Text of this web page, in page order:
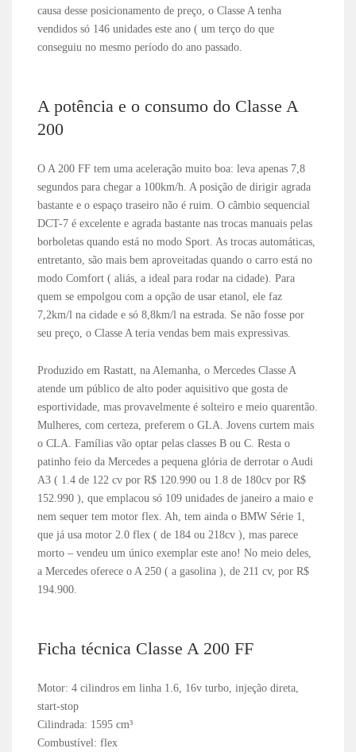
causa desse posicionamento de preço, o Classe A tenha
vendidos só 146 unidades este ano ( um terço do que
conseguiu no mesmo período do ano passado.
A potência e o consumo do Classe A
200
O A 200 FF tem uma aceleração muito boa: leva apenas 7,8
segundos para chegar a 100km/h. A posição de dirigir agrada
bastante e o espaço traseiro não é ruim. O câmbio sequencial
DCT-7 é excelente e agrada bastante nas trocas manuais pelas
borboletas quando está no modo Sport. As trocas automáticas,
entretanto, são mais bem aproveitadas quando o carro está no
modo Comfort ( aliás, a ideal para rodar na cidade). Para
quem se empolgou com a opção de usar etanol, ele faz
7,2km/l na cidade e só 8,8km/l na estrada. Se não fosse por
seu preço, o Classe A teria vendas bem mais expressivas.
Produzido em Rastatt, na Alemanha, o Mercedes Classe A
atende um público de alto poder aquisitivo que gosta de
esportividade, mas provavelmente é solteiro e meio quarentão.
Mulheres, com certeza, preferem o GLA. Jovens curtem mais
o CLA. Famílias vão optar pelas classes B ou C. Resta o
patinho feio da Mercedes a pequena glória de derrotar o Audi
A3 ( 1.4 de 122 cv por R$ 120.990 ou 1.8 de 180cv por R$
152.990 ), que emplacou só 109 unidades de janeiro a maio e
nem sequer tem motor flex. Ah, tem ainda o BMW Série 1,
que já usa motor 2.0 flex ( de 184 ou 218cv ), mas parece
morto – vendeu um único exemplar este ano! No meio deles,
a Mercedes oferece o A 250 ( a gasolina ), de 211 cv, por R$
194.900.
Ficha técnica Classe A 200 FF
Motor: 4 cilindros em linha 1.6, 16v turbo, injeção direta,
start-stop
Cilindrada: 1595 cm³
Combustível: flex